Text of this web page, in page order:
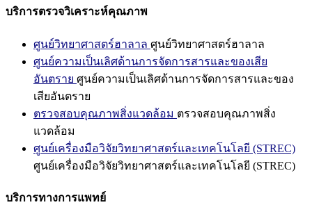
บริการตรวจวิเคราะห์คุณภาพ
ศูนย์วิทยาศาสตร์ฮาลาล ศูนย์วิทยาศาสตร์ฮาลาล
ศูนย์ความเป็นเลิศด้านการจัดการสารและของเสีย
อันตราย ศูนย์ความเป็นเลิศด้านการจัดการสารและของ
เสียอันตราย
ตรวจสอบคุณภาพสิ่งแวดล้อม ตรวจสอบคุณภาพสิ่ง
แวดล้อม
ศูนย์เครื่องมือวิจัยวิทยาศาสตร์และเทคโนโลยี (STREC)
ศูนย์เครื่องมือวิจัยวิทยาศาสตร์และเทคโนโลยี (STREC)
บริการทางการแพทย์